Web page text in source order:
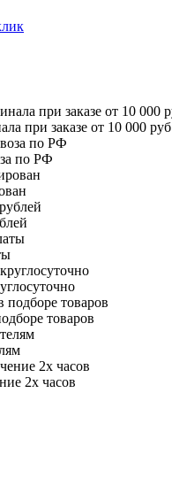
при заказе от 10 000 руб
по РФ
товаров
2х часов